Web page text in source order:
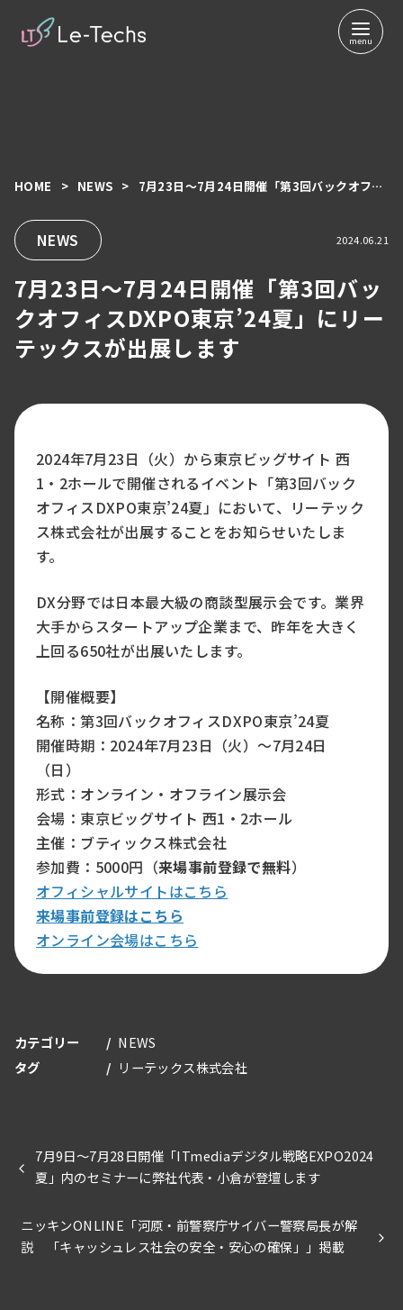
7月23日～7月24日開催「第3回バッ
クオフィスDXPO東京’24夏」にリー
テックスが出展します
2024.06.21
NEWS
2024年7月23日（火）から東京ビッグサイト 西
1・2ホールで開催されるイベント「第3回バック
オフィスDXPO東京’24夏」において、リーテック
ス株式会社が出展することをお知らせいたしま
す。
DX分野では日本最大級の商談型展示会です。業界
大手からスタートアップ企業まで、昨年を大きく
上回る650社が出展いたします。
【開催概要】
名称：第3回バックオフィスDXPO東京’24夏
開催時期：2024年7月23日（火）～7月24日
（日）
形式：オンライン・オフライン展示会
会場：東京ビッグサイト 西1・2ホール
主催：ブティックス株式会社
参加費：5000円（来場事前登録で無料）
オフィシャルサイトはこちら
来場事前登録はこちら
オンライン会場はこちら
カテゴリー
NEWS
タグ
リーテックス株式会社
7月9日～7月28日開催「ITmediaデジタル戦略EXPO2024
夏」内のセミナーに弊社代表・小倉が登壇します
ニッキンONLINE「河原・前警察庁サイバー警察局長が解
説 「キャッシュレス社会の安全・安心の確保」」掲載
HOME NEWS 7月23日～7月24日開催「第3回バックオフィスDXPO東京’24夏」にリーテックスが出展します